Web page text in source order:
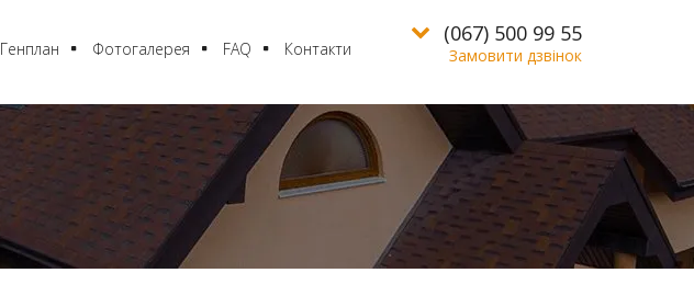
(067) 500 99 55
Замовити дзвінок
Генплан Фотогалерея FAQ Контакти